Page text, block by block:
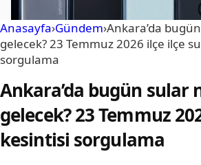
Anasayfa›Gündem›Ankara’da
gelecek? 23 Temmuz 2026 ilçe ilçe
sorgulama
Ankara’da bugün sular
gelecek? 23 Temmuz
kesintisi sorgulama